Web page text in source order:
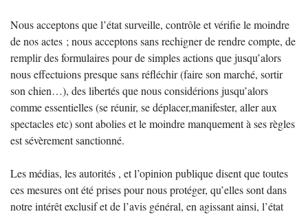
Nous acceptons que l’état surveille, contrôle et vérifie le moindre
de nos actes ; nous acceptons sans rechigner de rendre compte, de
remplir des formulaires pour de simples actions que jusqu’alors
nous effectuions presque sans réfléchir (faire son marché, sortir
son chien…), des libertés que nous considérions jusqu’alors
comme essentielles (se réunir, se déplacer,manifester, aller aux
spectacles etc) sont abolies et le moindre manquement à ses règles
est sévèrement sanctionné.
Les médias, les autorités , et l’opinion publique disent que toutes
ces mesures ont été prises pour nous protéger, qu’elles sont dans
notre intérêt exclusif et de l’avis général, en agissant ainsi, l’état